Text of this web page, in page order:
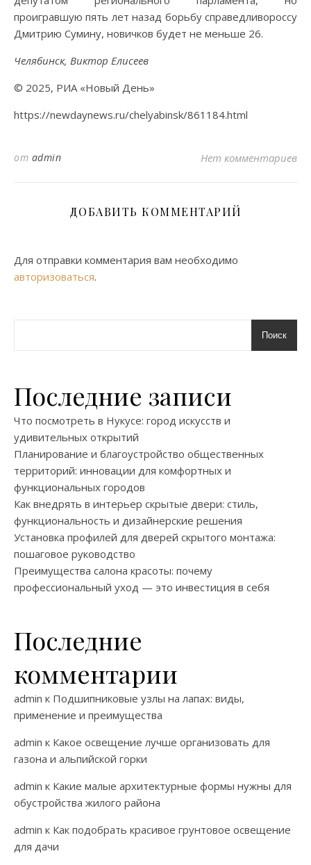
проигравшую пять лет назад борьбу справедливороссу
Дмитрию Сумину, новичков будет не меньше 26.
Челябинск, Виктор Елисеев
© 2025, РИА «Новый День»
https://newdaynews.ru/chelyabinsk/861184.html
от admin Нет комментариев
ДОБАВИТЬ КОММЕНТАРИЙ
Для отправки комментария вам необходимо
авторизоваться.
Поиск
Последние записи
Что посмотреть в Нукусе: город искусств и
удивительных открытий
Планирование и благоустройство общественных
территорий: инновации для комфортных и
функциональных городов
Как внедрять в интерьер скрытые двери: стиль,
функциональность и дизайнерские решения
Установка профилей для дверей скрытого монтажа:
пошаговое руководство
Преимущества салона красоты: почему
профессиональный уход — это инвестиция в себя
Последние
комментарии
admin к Подшипниковые узлы на лапах: виды,
применение и преимущества
admin к Какое освещение лучше организовать для
газона и альпийской горки
admin к Какие малые архитектурные формы нужны для
обустройства жилого района
admin к Как подобрать красивое грунтовое освещение
для дачи